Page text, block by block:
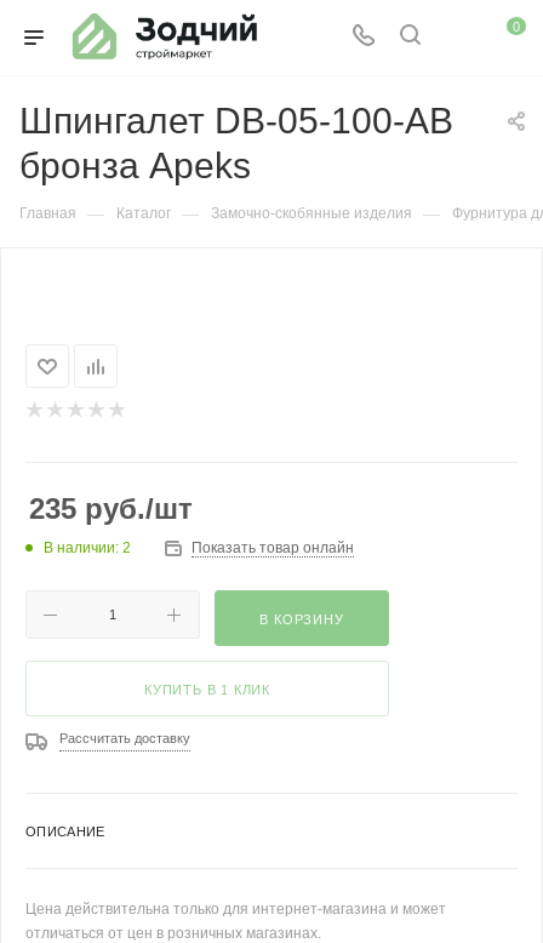
0
Шпингалет DB-05-100-АВ
бронза Apeks
Главная — Каталог — Замочно-скобянные изделия — Фурнитура
235 руб./шт
В наличии: 2 Показать товар онлайн
В КОРЗИНУ
КУПИТЬ В 1 КЛИК
Рассчитать доставку
ОПИСАНИЕ
Цена действительна только для интернет-магазина и может
отличаться от цен в розничных магазинах.